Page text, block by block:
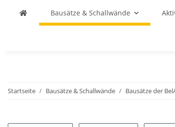
Bausätze & Schallwände
Startseite Bausätze & Schallwände Bausätze der